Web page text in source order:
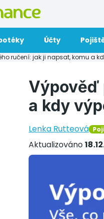
Účty
ručení: jak ji napsat, komu a
Výpověď
a kdy
Lenka Rutteová
Aktualizováno